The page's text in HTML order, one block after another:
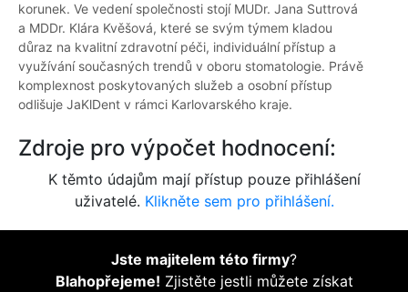
korunek. Ve vedení společnosti stojí MUDr. Jana Suttrová
a MDDr. Klára Kvěšová, které se svým týmem kladou
důraz na kvalitní zdravotní péči, individuální přístup a
využívání současných trendů v oboru stomatologie. Právě
komplexnost poskytovaných služeb a osobní přístup
odlišuje JaKlDent v rámci Karlovarského kraje.
Zdroje pro výpočet hodnocení:
K těmto údajům mají přístup pouze přihlášení
uživatelé. Klikněte sem pro přihlášení.
Jste majitelem této firmy?
Blahopřejeme! Zjistěte jestli můžete získat